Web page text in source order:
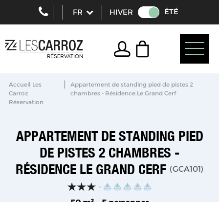
HIVER ÉTÉ
Accueil Les
Carroz
Réservation
|
Appartement de standing pied de pistes 2
chambres - Résidence Le Grand Cerf
APPARTEMENT DE STANDING PIED
DE PISTES 2 CHAMBRES -
RÉSIDENCE LE GRAND CERF (GCA101)